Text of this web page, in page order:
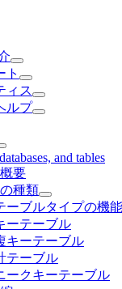
ト
ィス
ルプ
and tables
要
種類
ーブルタイプの機能
ーテーブル
キーテーブル
テーブル
ークキーテーブル